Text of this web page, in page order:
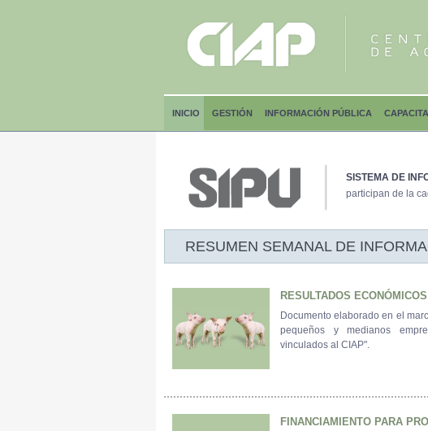
INICIO GESTIÓN INFORMACIÓN PÚBLICA
SISTEMA DE
participan de la
RESUMEN SEMANAL DE
RESULTADOS
Documento elaborado en el
pequeños y medianos
vinculados al CIAP".
FINANCIAMIENTO PARA